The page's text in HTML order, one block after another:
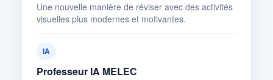
Une nouvelle manière de réviser avec des activités
visuelles plus modernes et motivantes.
IA
Professeur IA MELEC